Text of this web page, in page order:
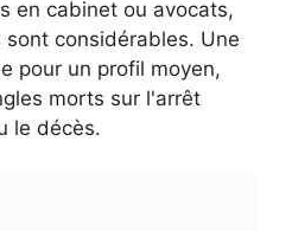
en cabinet ou avocats,
considérables. Une
pour un profil moyen,
morts sur l'arrêt
le décès.